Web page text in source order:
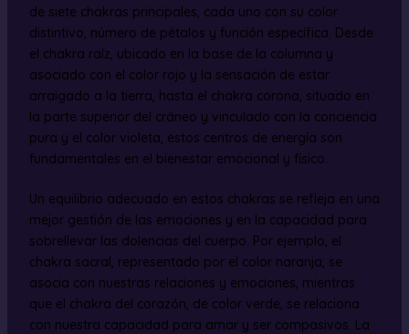
de siete chakras principales, cada uno con su color
distintivo, número de pétalos y función específica. Desde
el chakra raíz, ubicado en la base de la columna y
asociado con el color rojo y la sensación de estar
arraigado a la tierra, hasta el chakra corona, situado en
la parte superior del cráneo y vinculado con la conciencia
pura y el color violeta, estos centros de energía son
fundamentales en el bienestar emocional y físico.
Un equilibrio adecuado en estos chakras se refleja en una
mejor gestión de las emociones y en la capacidad para
sobrellevar las dolencias del cuerpo. Por ejemplo, el
chakra sacral, representado por el color naranja, se
asocia con nuestras relaciones y emociones, mientras
que el chakra del corazón, de color verde, se relaciona
con nuestra capacidad para amar y ser compasivos. La